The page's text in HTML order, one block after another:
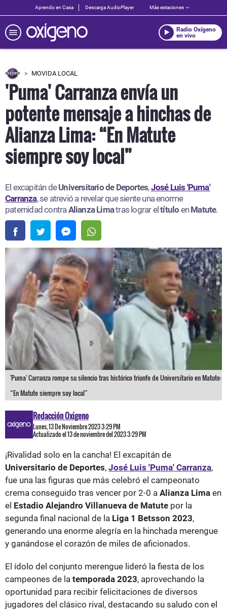
Aprendo en Casa Descarga AudioPlayer Más estaciones
Radio Oxígeno
en vivo
MOVIDA LOCAL
'Puma' Carranza envía un
potente mensaje a hinchas de
Alianza Lima: “En Matute
siempre soy local”
El excapitán deUniversitario de Deportes,José Luis 'Puma'
Carranza, se atrevió a revelar que siente una enorme
paternidad contraAlianzaLimatras lograr eltítulo enMatute.
'Puma' Carranza rompe su silencio tras histórico triunfo de Universitario en Matute:
“En Matute siempre soy local”
Redacción Oxigeno
Lunes, 13 De Noviembre 2023 3:29 PM
Actualizado el 13 de noviembre del 2023 3:29 PM
¡Rivalidad solo en la cancha! El excapitán de
Universitario de Deportes, José Luis 'Puma' Carranza,
fue una las figuras que más celebró el campeonato
crema conseguido tras vencer por 2-0 a Alianza Lima en
el Estadio Alejandro Villanueva de Matute por la
segunda final nacional de la Liga 1 Betsson 2023,
generando una enorme alegría en la hinchada merengue
y ganándose el corazón de miles de aficionados.
El ídolo del conjunto merengue lideró la fiesta de los
campeones de la temporada 2023, aprovechando la
oportunidad para recibir felicitaciones de diversos
jugadores del clásico rival, destacando su saludo con el